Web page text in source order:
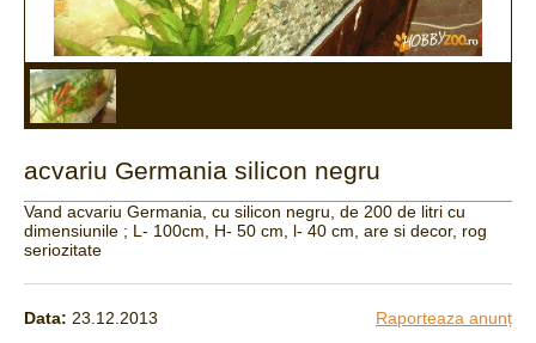
acvariu Germania silicon negru
Vand acvariu Germania, cu silicon negru, de 200 de litri cu
dimensiunile ; L- 100cm, H- 50 cm, l- 40 cm, are si decor, rog
seriozitate
Data: 23.12.2013 Raporteaza anunț